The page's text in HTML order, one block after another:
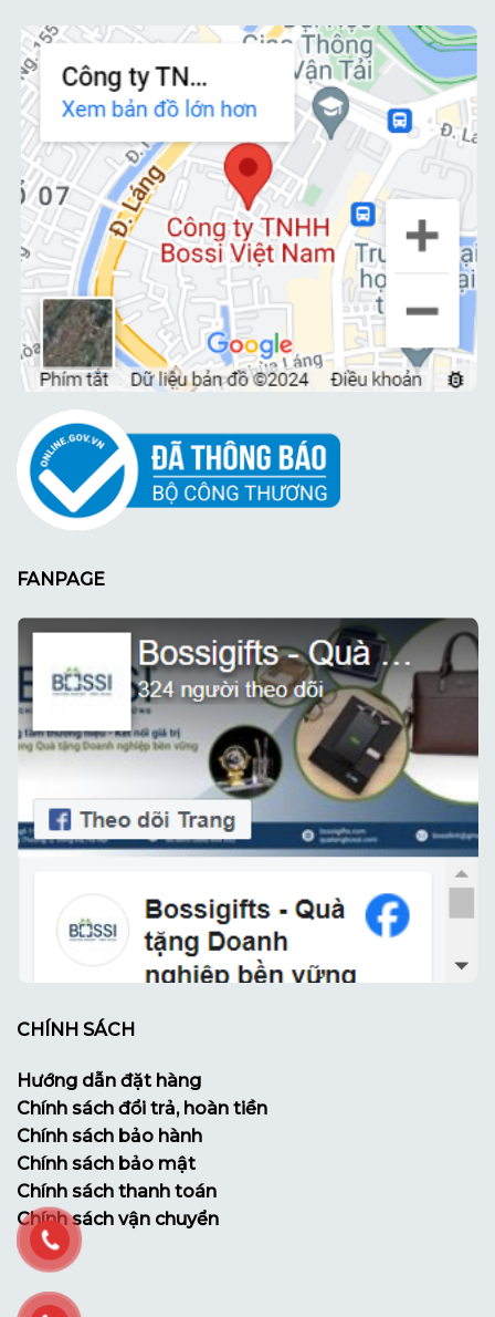
FANPAGE
CHÍNH SÁCH
Hướng dẫn đặt hàng
Chính sách đổi trả, hoàn tiền
Chính sách bảo hành
Chính sách bảo mật
Chính sách thanh toán
Chính sách vận chuyển